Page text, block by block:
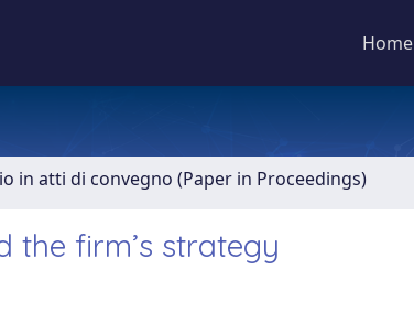
Home
in atti di convegno (Paper in Proceedings)
the firm’s strategy